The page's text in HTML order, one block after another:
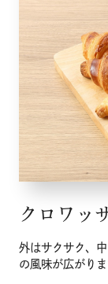
クロワッ
外はサクサク、
の風味が広がりま